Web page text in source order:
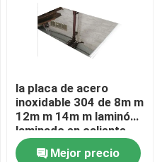
la placa de acero
inoxidable 304 de 8m m
12m m 14m m laminó
laminado en caliente
Mejor precio